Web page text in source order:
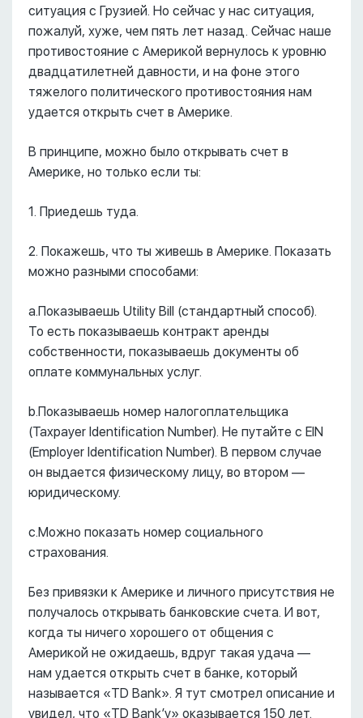
ситуация с Грузией. Но сейчас у нас ситуация,
пожалуй, хуже, чем пять лет назад. Сейчас наше
противостояние с Америкой вернулось к уровню
двадцатилетней давности, и на фоне этого
тяжелого политического противостояния нам
удается открыть счет в Америке.
В принципе, можно было открывать счет в
Америке, но только если ты:
1. Приедешь туда.
2. Покажешь, что ты живешь в Америке. Показать
можно разными способами:
a.Показываешь Utility Bill (стандартный способ).
То есть показываешь контракт аренды
собственности, показываешь документы об
оплате коммунальных услуг.
b.Показываешь номер налогоплательщика
(Taxpayer Identification Number). Не путайте с EIN
(Employer Identification Number). В первом случае
он выдается физическому лицу, во втором ––
юридическому.
c.Можно показать номер социального
страхования.
Без привязки к Америке и личного присутствия не
получалось открывать банковские счета. И вот,
когда ты ничего хорошего от общения с
Америкой не ожидаешь, вдруг такая удача ––
нам удается открыть счет в банке, который
называется «TD Bank». Я тут смотрел описание и
увидел, что «TD Bank’у» оказывается 150 лет.